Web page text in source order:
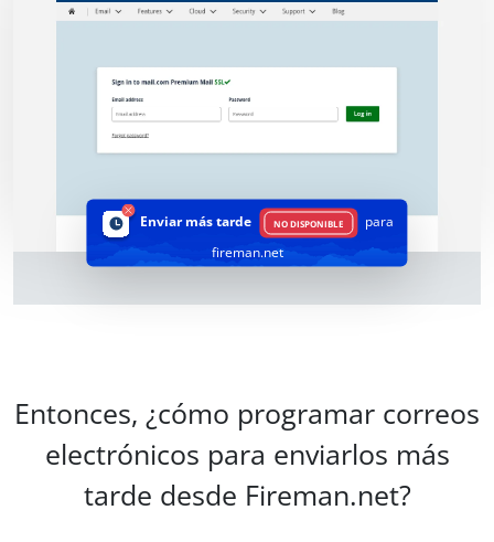
Enviar más tarde NO DISPONIBLE
para
fireman.net
Entonces, ¿cómo programar correos
electrónicos para enviarlos más
tarde desde Fireman.net?